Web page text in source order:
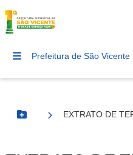
Prefeitura de São Vicente
Botão Menu
EXTRATO DE